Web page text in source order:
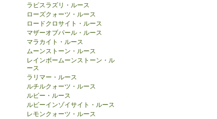
ラピスラズリ・ルース
ローズクォーツ・ルース
ロードクロサイト・ルース
マザーオブパール・ルース
マラカイト・ルース
ムーンストーン・ルース
レインボームーンストーン・ル
ース
ラリマー・ルース
ルチルクォーツ・ルース
ルビー・ルース
ルビーインゾイサイト・ルース
レモンクォーツ・ルース